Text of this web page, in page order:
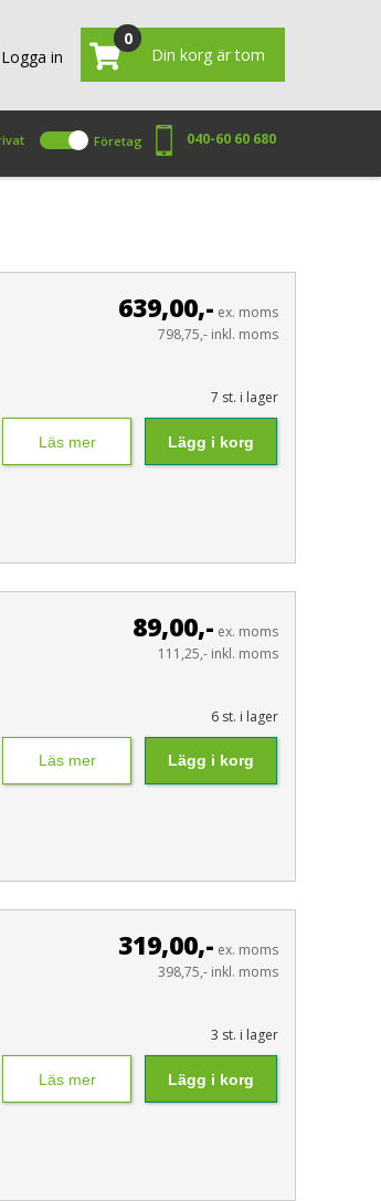
Logga in
0
Din korg är tom
Företag 040-60 60 680
639,00,- ex. moms
798,75,- inkl. moms
7 st. i lager
Läs mer Lägg i korg
89,00,- ex. moms
111,25,- inkl. moms
6 st. i lager
Läs mer Lägg i korg
319,00,- ex. moms
398,75,- inkl. moms
3 st. i lager
Läs mer Lägg i korg